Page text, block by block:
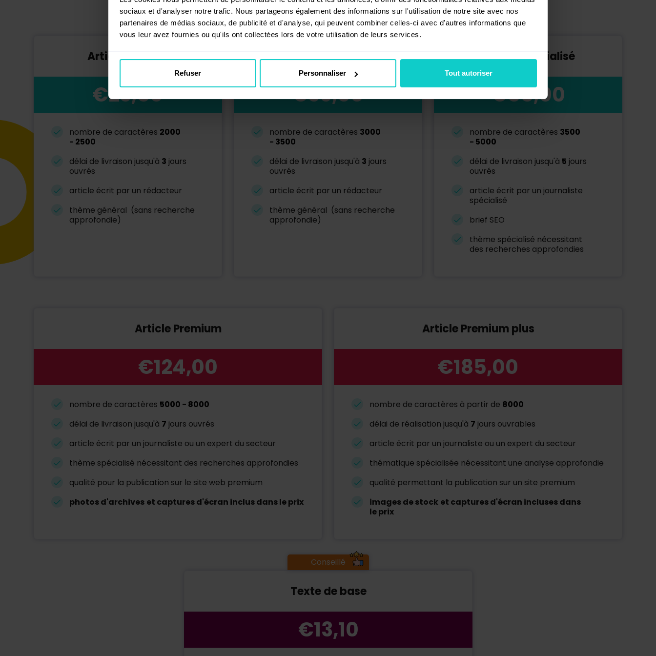
sociaux et d'analyser notre trafic. Nous partageons également des informations sur l'utilisation de notre site avec nos
partenaires de médias sociaux, de publicité et d'analyse, qui peuvent combiner celles-ci avec d'autres informations que
vous leur avez fournies ou qu'ils ont collectées lors de votre utilisation de leurs services.
Refuser Personnaliser Tout autoriser
Article de base
€23,50
nombre de caractères 2000
- 2500
délai de livraison jusqu'à 3 jours
ouvrés
article écrit par un rédacteur
thème général (sans recherche
approfondie)
Conseillé
Article détaillé
€36,00
nombre de caractères 3000
- 3500
délai de livraison jusqu'à 3 jours
ouvrés
article écrit par un rédacteur
thème général (sans recherche
approfondie)
Article spécialisé
€55,00
nombre de caractères 3500
- 5000
délai de livraison jusqu'à 5 jours
ouvrés
article écrit par un journaliste
spécialisé
brief SEO
thème spécialisé nécessitant
des recherches approfondies
Article Premium
€124,00
nombre de caractères 5000 - 8000
délai de livraison jusqu'à 7 jours ouvrés
article écrit par un journaliste ou un expert du secteur
thème spécialisé nécessitant des recherches approfondies
qualité pour la publication sur le site web premium
photos d'archives et captures d'écran inclus dans le prix
Article Premium plus
€185,00
nombre de caractères à partir de 8000
délai de réalisation jusqu'à 7 jours ouvrables
article écrit par un journaliste ou un expert du secteur
thématique spécialisée nécessitant une analyse approfondie
qualité permettant la publication sur un site premium
images de stock et captures d'écran incluses dans
le prix
Conseillé
Texte de base
€13,10